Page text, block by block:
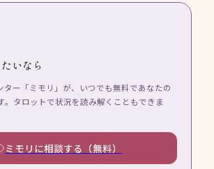
いなら
ター「ミモリ」が、いつでも無料であなたの
。タロットで状況を読み解くこともできま
ミモリに相談する（無料）